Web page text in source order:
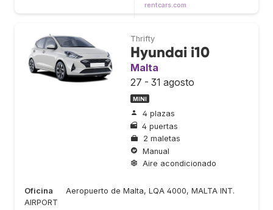
rentcars.com
Thrifty
Hyundai i10
Malta
27 - 31 agosto
MINI
4 plazas
4 puertas
2 maletas
Manual
Aire acondicionado
Oficina
Aeropuerto de Malta, LQA 4000, MALTA INT.
AIRPORT